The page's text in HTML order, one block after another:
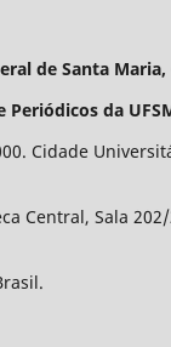
de Santa Maria,
Periódicos da
Cidade
Central, Sala 202/